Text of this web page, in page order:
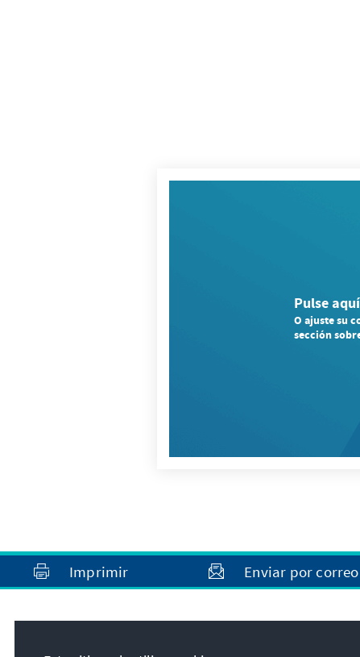
Pulse
O ajuste su
sección
Imprimir Enviar por